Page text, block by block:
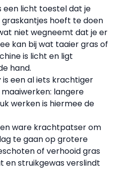
een licht toestel dat je
hoeft te doen
niet wegneemt dat je er
kan bij wat taaier gras of
is licht en ligt
hand.
is een al iets krachtiger
langere
werken is hiermee de
ware krachtpatser om
te gaan op grotere
of verhooid gras
en struikgewas verslindt